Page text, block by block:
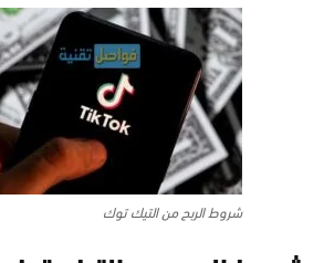
شروط الربح من التيك توك